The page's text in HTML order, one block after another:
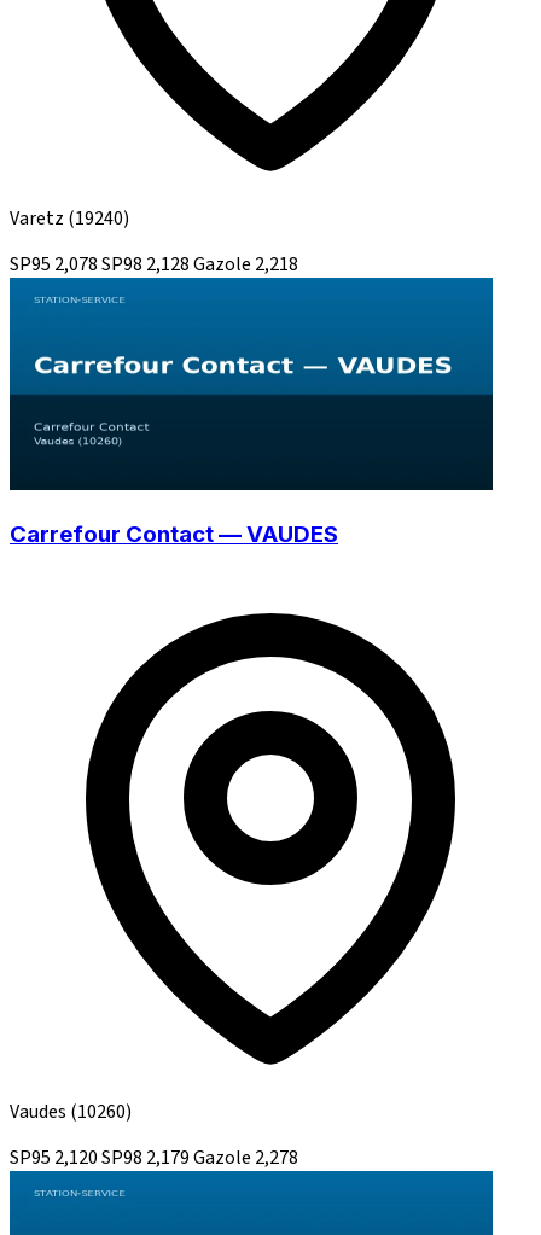
Varetz (19240)
SP95 2,078SP98 2,128Gazole 2,218
Carrefour Contact — VAUDES
Vaudes (10260)
SP95 2,120SP98 2,179Gazole 2,278